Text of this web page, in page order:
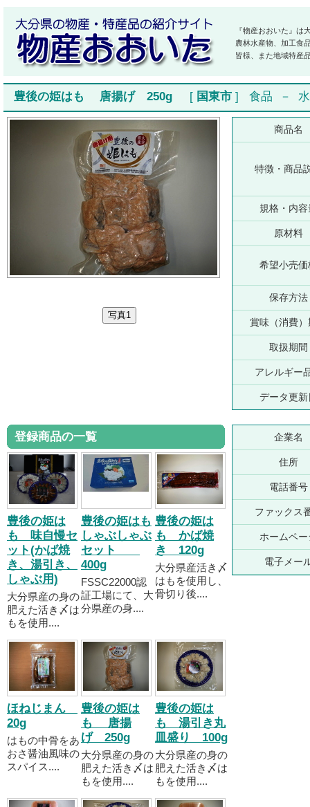
『物産おおいた』は
農林水産物、加工食
皆様、また地域特産
豊後の姫はも 唐揚げ 250g [ 国東市 ] 食品 －
商品名
特徴・商品
規格・内容
原材料
希望小売価
保存方法
賞味（消費）
取扱期間
アレルギー
データ更新
登録商品の一覧
豊後の姫は
も 味自慢セ
ット(かば焼
き、湯引き、
しゃぶ用)
大分県産の身の
肥えた活き〆は
もを使用....
豊後の姫はも
しゃぶしゃぶ
セット
400g
FSSC22000認
証工場にて、大
分県産の身....
豊後の姫は
も かば焼
き 120g
大分県産活き〆
はもを使用し、
骨切り後....
ほねじまん
20g
はもの中骨をあ
おさ醤油風味の
スパイス....
豊後の姫は
も 唐揚
げ 250g
大分県産の身の
肥えた活き〆は
もを使用....
豊後の姫は
も 湯引き丸
皿盛り 100g
大分県産の身の
肥えた活き〆は
もを使用....
企業名
住所
電話番号
ファックス
ホームペー
電子メー